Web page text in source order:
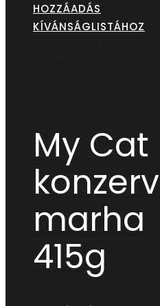
HOZZÁADÁS
KÍVÁNSÁGLISTÁHOZ
My Cat
konzerv
marha
415g